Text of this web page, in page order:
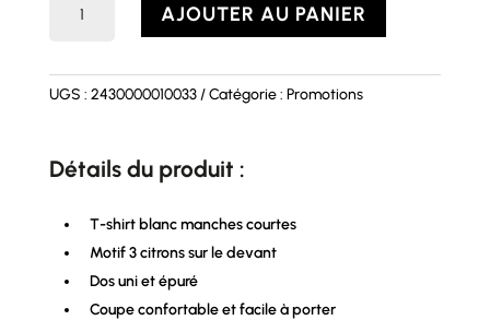
shirt
CITRON
AJOUTER AU PANIER
UGS : 2430000010033 Catégorie : Promotions
Détails du produit :
T-shirt blanc manches courtes
Motif 3 citrons sur le devant
Dos uni et épuré
Coupe confortable et facile à porter